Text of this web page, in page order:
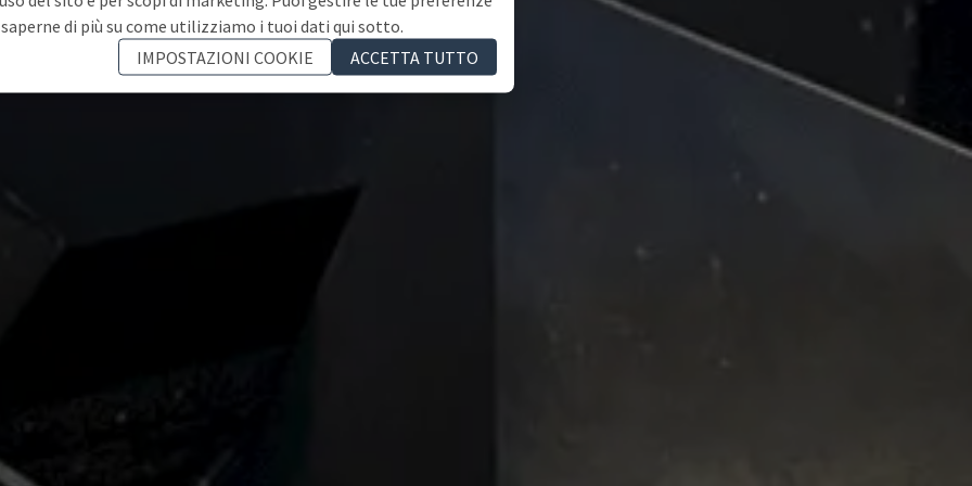
di più su come utilizziamo i tuoi dati qui sotto.
IMPOSTAZIONI COOKIE
ACCETTA TUTTO